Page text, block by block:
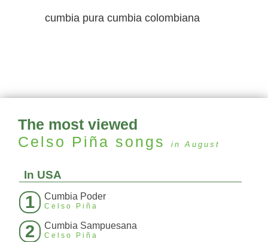
cumbia pura cumbia colombiana
The most viewed
Celso Piña songs in August
In USA
1 Cumbia Poder
Celso Piña
2 Cumbia Sampuesana
Celso Piña